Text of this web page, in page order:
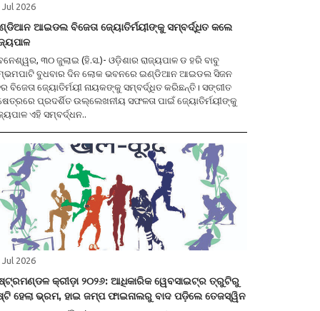
Jul 2026
ଆଇଡଲ ବିଜେତା ଜ୍ୟୋତିର୍ମୟୀଙ୍କୁ ସମ୍ବର୍ଦ୍ଧିତ କଲେ
ଜୁଲାଇ (ହି.ସ.)- ଓଡ଼ିଶାର ରାଜ୍ୟପାଳ ଡ ହରି ବାବୁ
ବୁଧବାର ଦିନ ଲୋକ ଭବନରେ ଇଣ୍ଡିଆନ ଆଇଡଲ ସିଜନ
ବିଜେତା ଜ୍ୟୋତିର୍ମୟୀ ନାୟକଙ୍କୁ ସମ୍ବର୍ଦ୍ଧିତ କରିଛନ୍ତି। ସଙ୍ଗୀତ
ପ୍ରଦର୍ଶିତ ଉଲ୍ଲେଖନୀୟ ସଫଳତା ପାଇଁ ଜ୍ୟୋତିର୍ମୟୀଙ୍କୁ
ଏହି ସମ୍ବର୍ଦ୍ଧନ..
Jul 2026
କ୍ରୀଡ଼ା ୨୦୨୬: ଆଧିକାରିକ ୱେବସାଇଟ୍ର ତ୍ରୁଟିରୁ
ହେଲା ଭ୍ରମ, ହାଇ ଜମ୍ପ ଫାଇନାଲରୁ ବାଦ ପଡ଼ିଲେ ତେଜସ୍ୱିନ